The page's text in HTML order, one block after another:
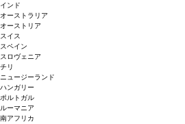
インド
オーストラリア
オーストリア
スイス
スペイン
スロヴェニア
チリ
ニュージーランド
ハンガリー
ポルトガル
ルーマニア
南アフリカ